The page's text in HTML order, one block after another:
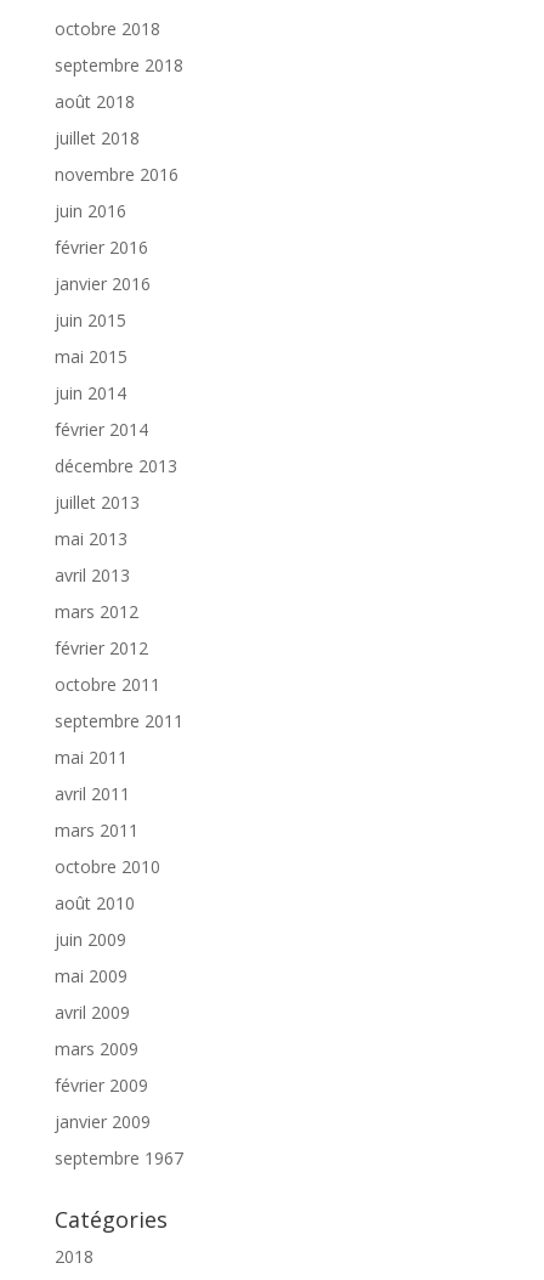
octobre 2018
septembre 2018
août 2018
juillet 2018
novembre 2016
juin 2016
février 2016
janvier 2016
juin 2015
mai 2015
juin 2014
février 2014
décembre 2013
juillet 2013
mai 2013
avril 2013
mars 2012
février 2012
octobre 2011
septembre 2011
mai 2011
avril 2011
mars 2011
octobre 2010
août 2010
juin 2009
mai 2009
avril 2009
mars 2009
février 2009
janvier 2009
septembre 1967
Catégories
2018